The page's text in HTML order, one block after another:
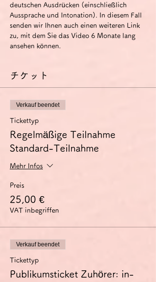
deutschen Ausdrücken (einschließlich
Aussprache und Intonation). In diesem Fall
senden wir Ihnen auch einen weiteren Link
zu, mit dem Sie das Video 6 Monate lang
ansehen können.
チケット
Verkauf beendet
Tickettyp
Regelmäßige Teilnahme
Standard-Teilnahme
Mehr Infos
Preis
25,00 €
VAT inbegriffen
Verkauf beendet
Tickettyp
Publikumsticket Zuhörer: in-